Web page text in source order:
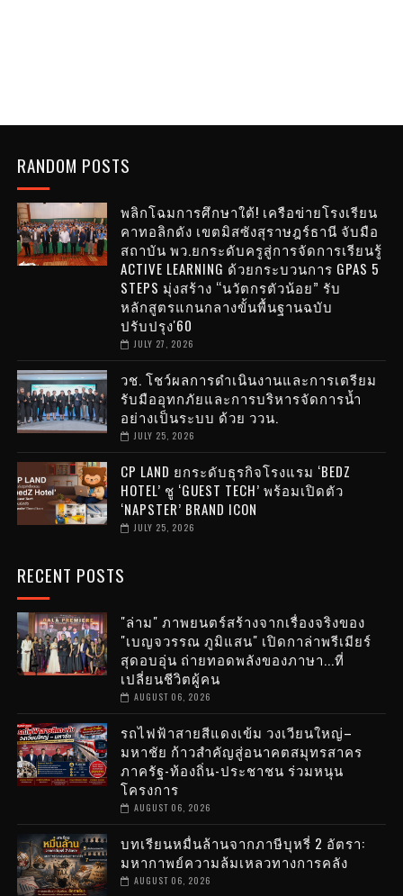
RANDOM POSTS
พลิกโฉมการศึกษาใต้! เครือข่ายโรงเรียน
คาทอลิกดัง เขตมิสซังสุราษฎร์ธานี จับมือ
สถาบัน พว.ยกระดับครูสู่การจัดการเรียนรู้
ACTIVE LEARNING ด้วยกระบวนการ GPAS 5
STEPS มุ่งสร้าง “นวัตกรตัวน้อย” รับ
หลักสูตรแกนกลางขั้นพื้นฐานฉบับ
ปรับปรุง'60
JULY 27, 2026
วช. โชว์ผลการดำเนินงานและการเตรียม
รับมืออุทกภัยและการบริหารจัดการน้ำ
อย่างเป็นระบบ ด้วย ววน.
JULY 25, 2026
CP LAND ยกระดับธุรกิจโรงแรม ‘BEDZ
HOTEL’ ชู ‘GUEST TECH’ พร้อมเปิดตัว
‘NAPSTER’ BRAND ICON
JULY 25, 2026
RECENT POSTS
"ล่าม" ภาพยนตร์สร้างจากเรื่องจริงของ
"เบญจวรรณ ภูมิแสน" เปิดกาล่าพรีเมียร์
สุดอบอุ่น ถ่ายทอดพลังของภาษา...ที่
เปลี่ยนชีวิตผู้คน
AUGUST 06, 2026
รถไฟฟ้าสายสีแดงเข้ม วงเวียนใหญ่–
มหาชัย ก้าวสำคัญสู่อนาคตสมุทรสาคร
ภาครัฐ-ท้องถิ่น-ประชาชน ร่วมหนุน
โครงการ
AUGUST 06, 2026
บทเรียนหมื่นล้านจากภาษีบุหรี่ 2 อัตรา:
มหากาพย์ความล้มเหลวทางการคลัง
AUGUST 06, 2026